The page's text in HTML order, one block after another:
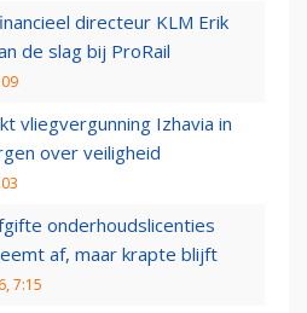
directeur KLM Erik
de slag bij ProRail
vliegvergunning Izhavia in
over veiligheid
onderhoudslicenties
af, maar krapte blijft
7:15